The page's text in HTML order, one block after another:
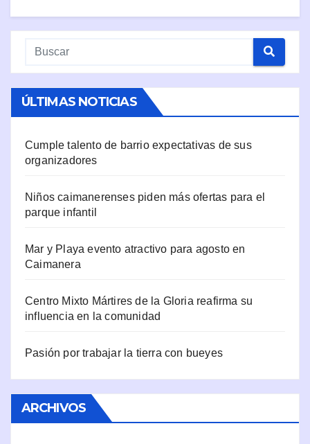
ÚLTIMAS NOTICIAS
Cumple talento de barrio expectativas de sus
organizadores
Niños caimanerenses piden más ofertas para el
parque infantil
Mar y Playa evento atractivo para agosto en
Caimanera
Centro Mixto Mártires de la Gloria reafirma su
influencia en la comunidad
Pasión por trabajar la tierra con bueyes
ARCHIVOS